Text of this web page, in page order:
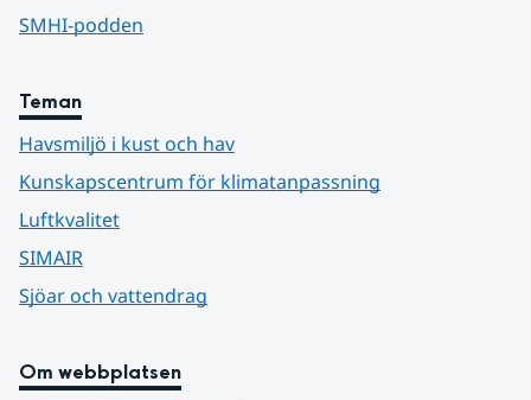
SMHI-podden
Teman
Havsmiljö i kust och hav
Kunskapscentrum för klimatanpassning
Luftkvalitet
SIMAIR
Sjöar och vattendrag
Om webbplatsen